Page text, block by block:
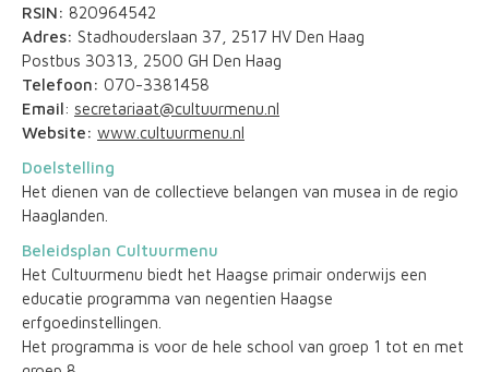
RSIN: 820964542
Adres: Stadhouderslaan 37, 2517 HV Den Haag
Postbus 30313, 2500 GH Den Haag
Telefoon: 070-3381458
Email: secretariaat@cultuurmenu.nl
Website: www.cultuurmenu.nl
Doelstelling
Het dienen van de collectieve belangen van musea in de regio
Haaglanden.
Beleidsplan Cultuurmenu
Het Cultuurmenu biedt het Haagse primair onderwijs een
educatie programma van negentien Haagse
erfgoedinstellingen.
Het programma is voor de hele school van groep 1 tot en met